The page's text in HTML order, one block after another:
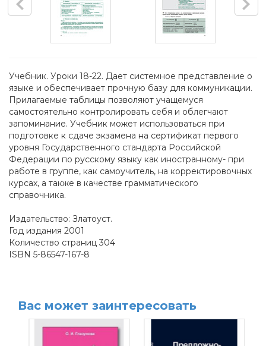
Учебник. Уроки 18-22. Дает системное представление о
языке и обеспечивает прочную базу для коммуникации.
Прилагаемые таблицы позволяют учащемуся
самостоятельно контролировать себя и облегчают
запоминание. Учебник может использоваться при
подготовке к сдаче экзамена на сертификат первого
уровня Государственного стандарта Российской
Федерации по русскому языку как иностранному- при
работе в группе, как самоучитель, на корректировочных
курсах, а также в качестве грамматического
справочника.
Издательство: Златоуст.
Год издания 2001
Количество страниц 304
ISBN 5-86547-167-8
Вас может заинтересовать